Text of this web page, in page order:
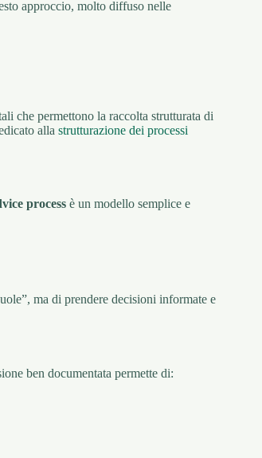
approccio, molto diffuso nelle
che permettono la raccolta strutturata di
alla strutturazione dei processi
process è un modello semplice e
ma di prendere decisioni informate e
ben documentata permette di: